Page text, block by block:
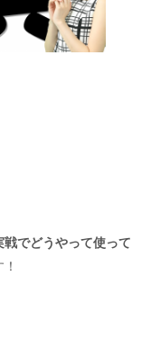
戦でどうやって使って